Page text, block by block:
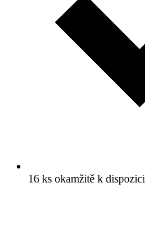
16 ks okamžitě k dispozici